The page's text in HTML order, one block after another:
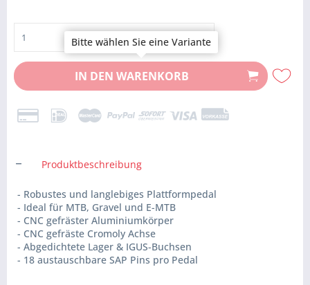
IN DEN WARENKORB
Produktbeschreibung
- Robustes und langlebiges Plattformpedal
- Ideal für MTB, Gravel und E-MTB
- CNC gefräster Aluminiumkörper
- CNC gefräste Cromoly Achse
- Abgedichtete Lager & IGUS-Buchsen
- 18 austauschbare SAP Pins pro Pedal
Bitte wählen Sie eine Variante